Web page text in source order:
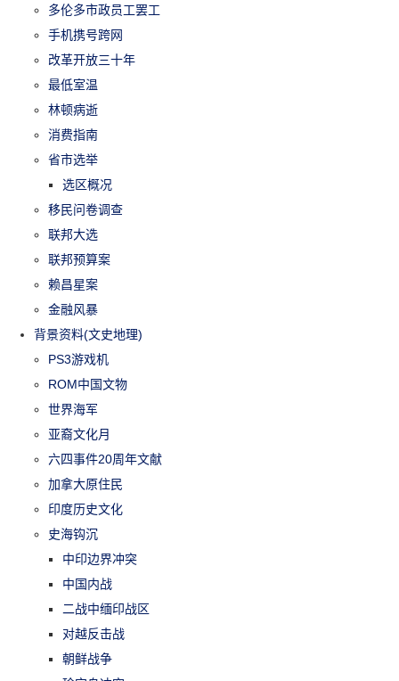
多伦多市政员工罢工
手机携号跨网
改革开放三十年
最低室温
林顿病逝
消费指南
省市选举
选区概况
移民问卷调查
联邦大选
联邦预算案
赖昌星案
金融风暴
背景资料(文史地理)
PS3游戏机
ROM中国文物
世界海军
亚裔文化月
六四事件20周年文献
加拿大原住民
印度历史文化
史海钩沉
中印边界冲突
中国内战
二战中缅印战区
对越反击战
朝鲜战争